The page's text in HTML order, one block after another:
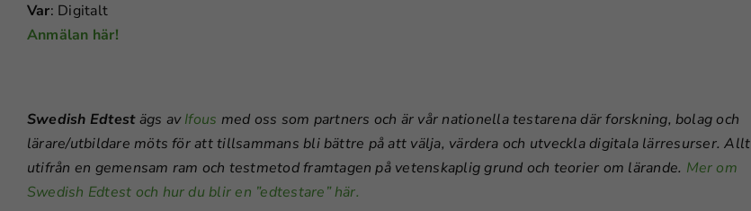
Var: Digitalt
Anmälan här!
Swedish Edtestägs avIfous med oss som partners och är vår nationella testarena där forskning, bolag och
lärare/utbildare möts för att tillsammans bli bättre på att välja, värdera och utveckla digitala lärresurser. Allt
utifrån en gemensam ram och testmetod framtagen på vetenskaplig grund och teorier om lärande. Mer om
Swedish Edtest och hur du blir en ”edtestare” här.